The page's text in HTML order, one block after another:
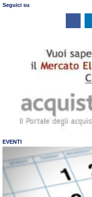
Seguici su
EVENTI